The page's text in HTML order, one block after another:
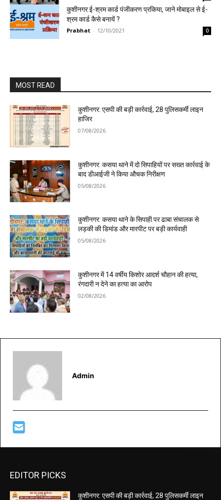
कुशीनगर ई-श्रम कार्ड पंजीकरण प्रकिया, जाने मोबाइल से ई-
श्रम कार्ड कैसे बनायें ?
Prabhat - 12/10/2021 0
MOST READ
कुशीनगर: एसपी की बड़ी कार्रवाई, 28 पुलिसकर्मी लाइन
हाजिर
07/08/2026
कुशीनगर: कसया थाने में दो सिपाहियों पर सख्त कार्रवाई के
बाद डीआईजी ने किया औचक निरीक्षण
05/08/2026
कुशीनगर: कसया थाने के सिपाही पर ढाबा संचालक से
लड़की की डिमांड और मारपीट पर बड़ी कार्यवाही
05/08/2026
कुशीनगर में 14 वर्षीय किशोर आदर्श चौहान की हत्या,
रंगदारी न देने का हत्या का आरोप
02/08/2026
Admin
EDITOR PICKS
कुशीनगर: एसपी की बड़ी कार्रवाई, 28 पुलिसकर्मी लाइन